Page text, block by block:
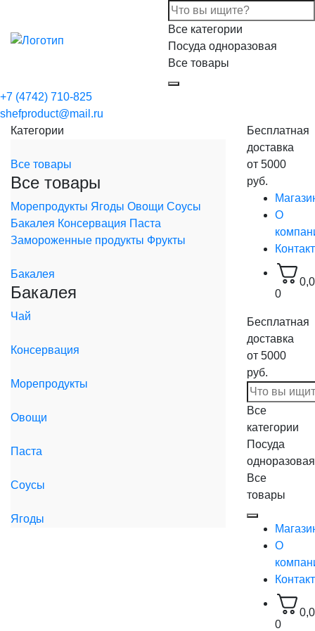
Все категории
Посуда одноразовая
Все товары
+7 (4742) 710-825
shefproduct@mail.ru
Категории
Все товары
Все товары
Морепродукты Ягоды Овощи Соусы
Бакалея Консервация Паста
Замороженные продукты Фрукты
Бакалея
Бакалея
Чай
Консервация
Морепродукты
Овощи
Паста
Соусы
Ягоды
Бесплатная
доставка
от 5000
руб.
О
0
Бесплатная
доставка
от 5000
руб.
Все
категории
Посуда
одноразовая
Все
товары
О
0